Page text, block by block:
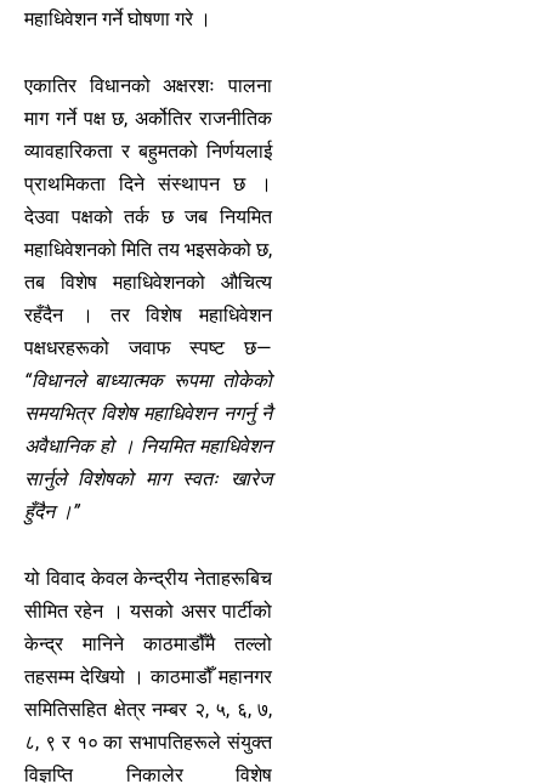
महाधिवेशन गर्ने घोषणा गरे ।
एकातिर विधानको अक्षरशः पालना
माग गर्ने पक्ष छ, अर्कोतिर राजनीतिक
व्यावहारिकता र बहुमतको निर्णयलाई
प्राथमिकता दिने संस्थापन छ ।
देउवा पक्षको तर्क छ जब नियमित
महाधिवेशनको मिति तय भइसकेको छ,
तब विशेष महाधिवेशनको औचित्य
रहँदैन । तर विशेष महाधिवेशन
पक्षधरहरूको जवाफ स्पष्ट छ—
“विधानले बाध्यात्मक रूपमा तोकेको
समयभित्र विशेष महाधिवेशन नगर्नु नै
अवैधानिक हो । नियमित महाधिवेशन
सार्नुले विशेषको माग स्वतः खारेज
हुँदैन ।”
यो विवाद केवल केन्द्रीय नेताहरूबिच
सीमित रहेन । यसको असर पार्टीको
केन्द्र मानिने काठमाडौँमै तल्लो
तहसम्म देखियो । काठमाडौँ महानगर
समितिसहित क्षेत्र नम्बर २, ५, ६, ७,
८, ९ र १० का सभापतिहरूले संयुक्त
विज्ञप्ति निकालेर विशेष